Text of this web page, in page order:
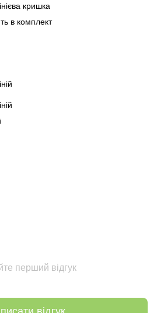
кришка
в комплект
перший відгук